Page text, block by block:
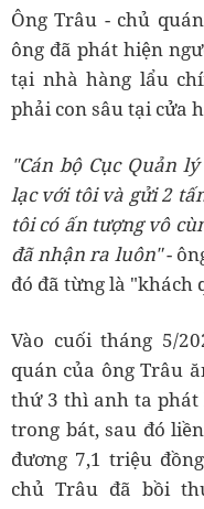
Ông Trâu - chủ
ông đã phát hiện
tại nhà hàng lẩu
phải con sâu tại cửa
"Cán bộ Cục Quản
lạc với tôi và gửi 2
tôi có ấn tượng vô
đã nhận ra luôn"-
đó đã từng là "khách
Vào cuối tháng 5/
quán của ông Trâu
thứ 3 thì anh ta phát
trong bát, sau đó
đương 7,1 triệu
chủ Trâu đã bồi